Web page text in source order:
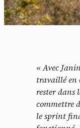
« Avec
travaillé en
rester dans
commettre
le sprint